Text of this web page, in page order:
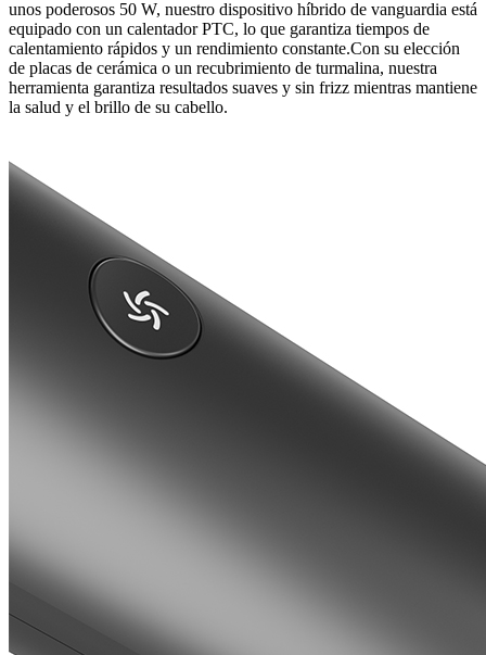
unos poderosos 50 W, nuestro dispositivo híbrido de vanguardia está
equipado con un calentador PTC, lo que garantiza tiempos de
calentamiento rápidos y un rendimiento constante.Con su elección
de placas de cerámica o un recubrimiento de turmalina, nuestra
herramienta garantiza resultados suaves y sin frizz mientras mantiene
la salud y el brillo de su cabello.